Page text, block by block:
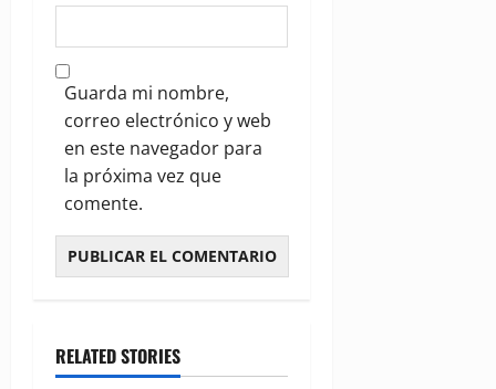
Guarda mi nombre,
correo electrónico y web
en este navegador para
la próxima vez que
comente.
RELATED STORIES